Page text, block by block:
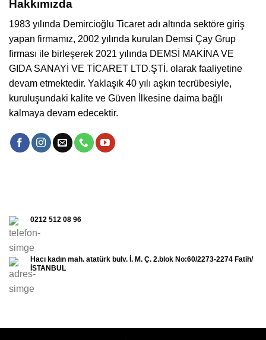
Hakkımızda
1983 yılında Demircioğlu Ticaret adı altında sektöre giriş
yapan firmamız, 2002 yılında kurulan Demsi Çay Grup
firması ile birleşerek 2021 yılında DEMSİ MAKİNA VE
GIDA SANAYİ VE TİCARET LTD.ŞTİ. olarak faaliyetine
devam etmektedir. Yaklaşık 40 yılı aşkın tecrübesiyle,
kuruluşundaki kalite ve Güven İlkesine daima bağlı
kalmaya devam edecektir.
0212 512 08 96
Hacı kadın mah. atatürk bulv. İ. M. Ç. 2.blok No:60/2273-2274 Fatih/
İSTANBUL